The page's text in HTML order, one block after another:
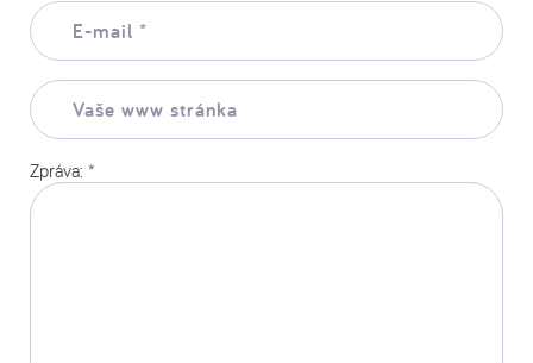
E-
mail:
Vaše
www
stránka:
Zpráva: *